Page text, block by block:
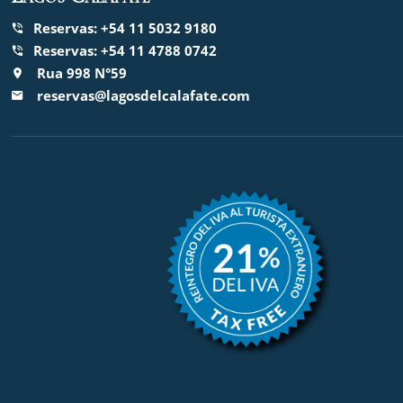
Reservas: +54 11 5032 9180
Reservas: +54 11 4788 0742
Rua 998 N°59
reservas@lagosdelcalafate.com